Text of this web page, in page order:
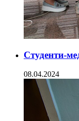
Студенти-
08.04.2024